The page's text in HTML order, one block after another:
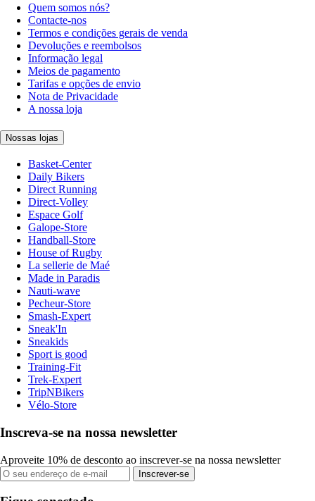
Quem somos nós?
Contacte-nos
Termos e condições gerais de venda
Devoluções e reembolsos
Informação legal
Meios de pagamento
Tarifas e opções de envio
Nota de Privacidade
A nossa loja
Nossas lojas
Basket-Center
Daily Bikers
Direct Running
Direct-Volley
Espace Golf
Galope-Store
Handball-Store
House of Rugby
La sellerie de Maé
Made in Paradis
Nauti-wave
Pecheur-Store
Smash-Expert
Sneak'In
Sneakids
Sport is good
Training-Fit
Trek-Expert
TripNBikers
Vélo-Store
Inscreva-se na nossa newsletter
Aproveite 10% de desconto ao inscrever-se na nossa newsletter
Inscrever-se